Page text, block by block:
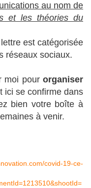
au nom de
et les théories du
est catégorisée
réseaux sociaux.
moi pour organiser
ici se confirme dans
bien votre boîte à
à venir.
covid-19-ce-